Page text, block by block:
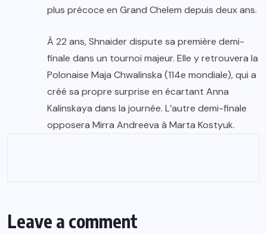
plus précoce en Grand Chelem depuis deux ans.
À 22 ans, Shnaider dispute sa première demi-
finale dans un tournoi majeur. Elle y retrouvera la
Polonaise Maja Chwalinska (114e mondiale), qui a
créé sa propre surprise en écartant Anna
Kalinskaya dans la journée. L’autre demi-finale
opposera Mirra Andreeva à Marta Kostyuk.
Leave a comment